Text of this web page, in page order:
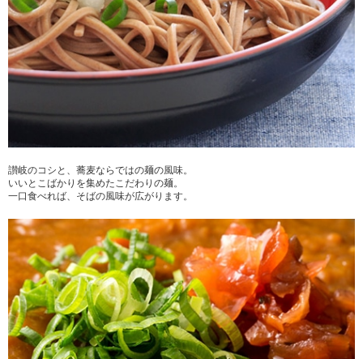
讃岐のコシと、蕎麦ならではの麺の風味。
いいとこばかりを集めたこだわりの麺。
一口食べれば、そばの風味が広がります。